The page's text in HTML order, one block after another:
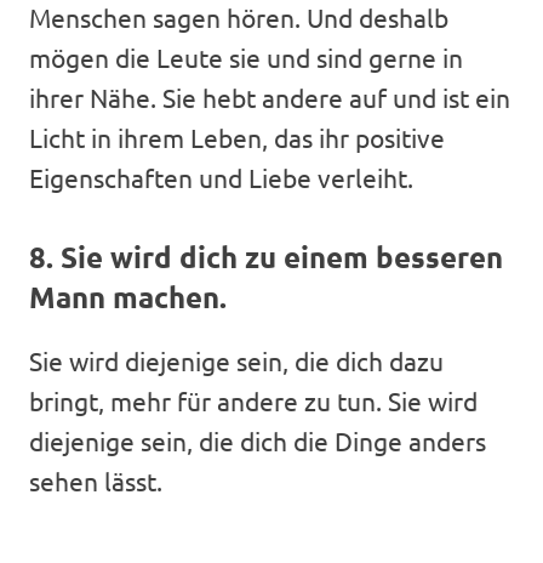
Menschen sagen hören. Und deshalb
mögen die Leute sie und sind gerne in
ihrer Nähe. Sie hebt andere auf und ist ein
Licht in ihrem Leben, das ihr positive
Eigenschaften und Liebe verleiht.
8. Sie wird dich zu einem besseren
Mann machen.
Sie wird diejenige sein, die dich dazu
bringt, mehr für andere zu tun. Sie wird
diejenige sein, die dich die Dinge anders
sehen lässt.